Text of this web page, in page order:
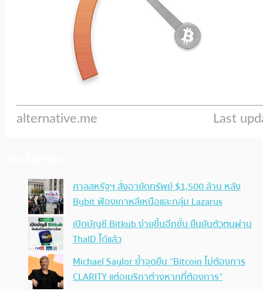
ศาลสหรัฐฯ สั่งอายัดทรัพย์ $1,500 ล้าน หลัง
Bybit ฟ้องเกาหลีเหนือและกลุ่ม Lazarus
เปิดบัญชี Bitkub ง่ายขึ้นอีกขั้น ยืนยันตัวตนผ่าน
ThaID ได้แล้ว
Michael Saylor ย้ำจุดยืน “Bitcoin ไม่ต้องการ
CLARITY แต่อเมริกาต่างหากที่ต้องการ”